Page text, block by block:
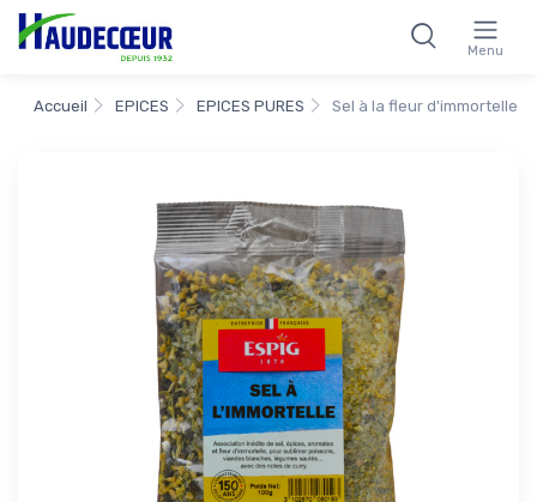
Menu
Accueil EPICES EPICES PURES Sel à la fleur d'immortelle